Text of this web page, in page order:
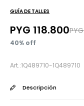
1Q489710-1Q489710
GUÍA DE TALLES
PYG 118.800PYG
40
Descripción